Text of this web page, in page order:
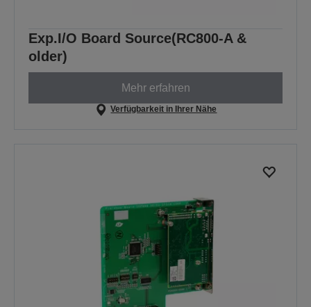
Exp.I/O Board Source(RC800-A &
older)
Mehr erfahren
Verfügbarkeit in Ihrer Nähe